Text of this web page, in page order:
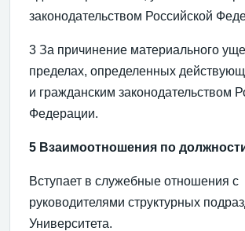
законодательством Российской
3 За причинение материального
пределах, определенных
и гражданским законодательством
Федерации.
5 Взаимоотношения по
Вступает в служебные отношения с
руководителями структурных
Университета.